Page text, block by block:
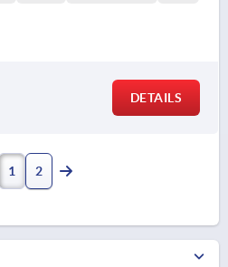
DETAILS
1 2